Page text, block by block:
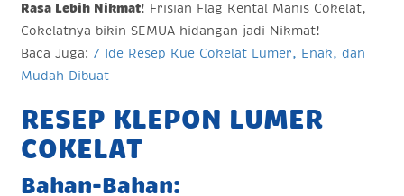
Rasa Lebih Nikmat! Frisian Flag Kental Manis Cokelat,
Cokelatnya bikin SEMUA hidangan jadi Nikmat!
Baca Juga: 7 Ide Resep Kue Cokelat Lumer, Enak, dan
Mudah Dibuat
RESEP KLEPON LUMER
COKELAT
Bahan-Bahan: